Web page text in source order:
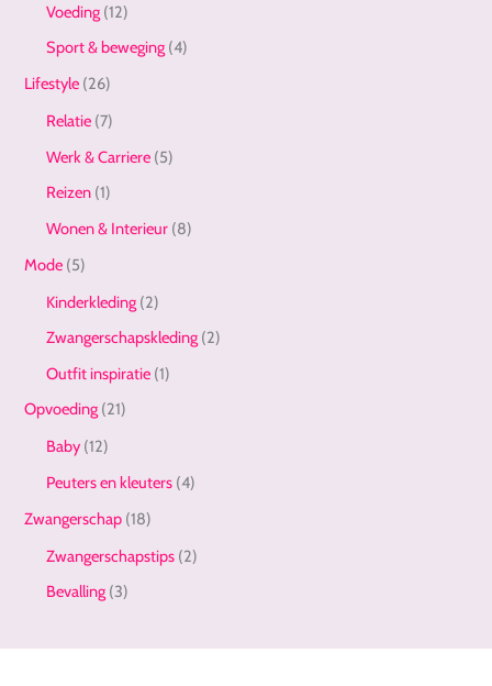
Voeding (12)
Sport & beweging (4)
Lifestyle (26)
Relatie (7)
Werk & Carriere (5)
Reizen (1)
Wonen & Interieur (8)
Mode (5)
Kinderkleding (2)
Zwangerschapskleding (2)
Outfit inspiratie (1)
Opvoeding (21)
Baby (12)
Peuters en kleuters (4)
Zwangerschap (18)
Zwangerschapstips (2)
Bevalling (3)